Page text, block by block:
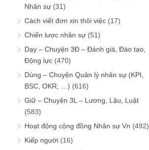
Nhân sự (31)
Cách viết đơn xin thôi việc (17)
Chiến lược nhân sự (51)
Dạy – Chuyện 3Đ – Đánh giá, Đào tạo,
Động lực (470)
Dùng – Chuyện Quản lý nhân sự (KPI,
BSC, OKR, …) (616)
Giữ – Chuyện 3L – Lương, Lậu, Luật
(583)
Hoạt động cộng đồng Nhân sự Vn (492)
Kiếp người (16)